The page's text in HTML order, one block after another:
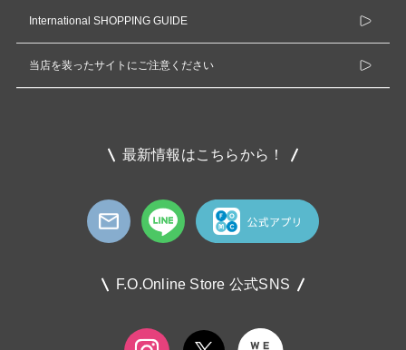
International SHOPPING GUIDE
当店を装ったサイトにご注意ください
最新情報はこちらから！
F.O.Online Store 公式SNS